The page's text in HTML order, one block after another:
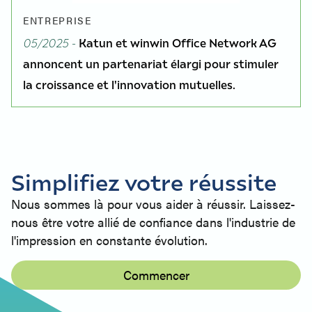
ENTREPRISE
05/2025 - Katun et winwin Office Network AG
annoncent un partenariat élargi pour stimuler
la croissance et l'innovation mutuelles.
Simplifiez votre réussite
Nous sommes là pour vous aider à réussir. Laissez-
nous être votre allié de confiance dans l'industrie de
l'impression en constante évolution.
Commencer